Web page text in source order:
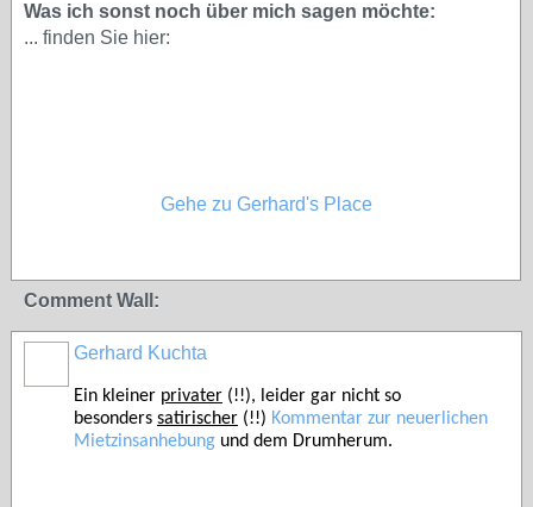
Was ich sonst noch über mich sagen möchte:
... finden Sie hier:
Gehe zu Gerhard's Place
Comment Wall:
Gerhard Kuchta
Ein kleiner privater (!!), leider gar nicht so
besonders satirischer (!!) Kommentar zur neuerlichen
Mietzinsanhebung und dem Drumherum.